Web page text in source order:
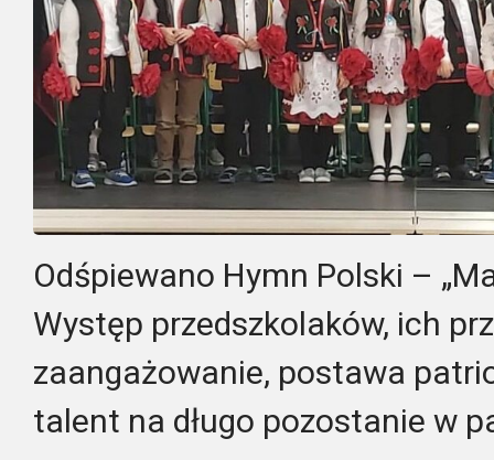
Odśpiewano Hymn Polski –
Występ przedszkolaków, ich
zaangażowanie, postawa
talent na długo pozostanie w